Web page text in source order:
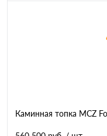
Каминная топка MCZ